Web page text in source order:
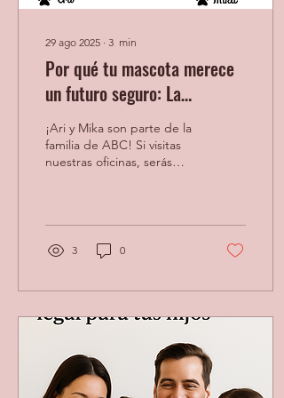
29 ago 2025 ∙ 3 min
Por qué tu mascota merece
un futuro seguro: La
importancia de planificar
para ellos
¡Ari y Mika son parte de la
familia de ABC! Si visitas
nuestras oficinas, serás
3 0